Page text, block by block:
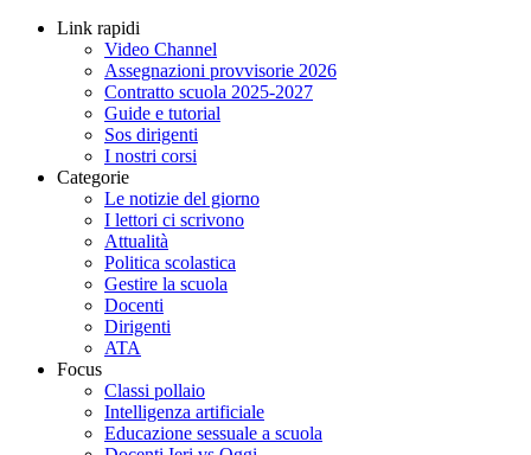
Link rapidi
Video Channel
Assegnazioni provvisorie 2026
Contratto scuola 2025-2027
Guide e tutorial
Sos dirigenti
I nostri corsi
Categorie
Le notizie del giorno
I lettori ci scrivono
Attualità
Politica scolastica
Gestire la scuola
Docenti
Dirigenti
ATA
Focus
Classi pollaio
Intelligenza artificiale
Educazione sessuale a scuola